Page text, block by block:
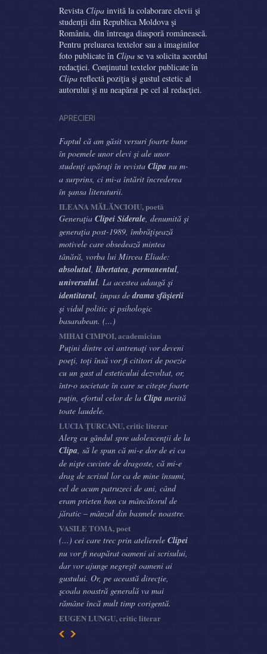
Revista Clipa invită la colaborare elevii şi
studenţii din Republica Moldova şi
România, din întreaga diasporă românească.
Pentru preluarea textelor sau a imaginilor
foto publicate în Clipa se va solicita acordul
redacţiei. Conţinutul textelor publicate în
Clipa reflectă poziţia şi gustul estetic al
autorului şi nu neapărat pe cel al redacţiei.
APRECIERI
Faptul că am găsit versuri foarte bune
în poemele unor elevi şi ale unor
studenţi apăruţi în revista Clipa nu m-
a surprins, ci mi-a întărit încrederea
în şansa literaturii.
ILEANA MĂLĂNCIOIU, poetă
Generaţia Clipei Siderale, denumită şi
generaţia post-1989, îmbrăţişează
motivele care obsedează mintea
tânără, vorba lui Mircea Eliade:
absolutul, libertatea,permanentul,
universalul. La acestea adaugă şi
identitarul, impus dedrama sfâşierii
şi vidul politic şi psihologic
basarabean. (...)
MIHAI CIMPOI, academician
Puţini dintre cei antrenaţi vor deveni
poeţi, toţi însă vor fi cititori de poezie
cu un gust al esteticului dezvoltat, or,
într-o societate în care se citeşte foarte
puţin, efortul celor de la Clipa merită
toate laudele.
LUCIA ŢURCANU, critic literar
Alerg cu gândul spre adolescenţii de la
Clipa, să le spun că mi-e dor de ei ca
de nişte cuvinte de dragoste, că mi-e
drag de scrisul lor ca de mine însumi,
cel de acum patruzeci de ani, când
eram prieten bun cu mâncătorul de
jăratic – mânzul din basmele noastre.
VASILE TOMA, poet
(...) cei care trec prin atelierele Clipei
nu vor fi neapărat oameni ai scrisului,
dar vor ajunge negreşit oameni ai
gustului. Or, pe această direcţie,
şcoala noastră generală va mai
rămâne încă mult timp corigentă.
EUGEN LUNGU, critic literar